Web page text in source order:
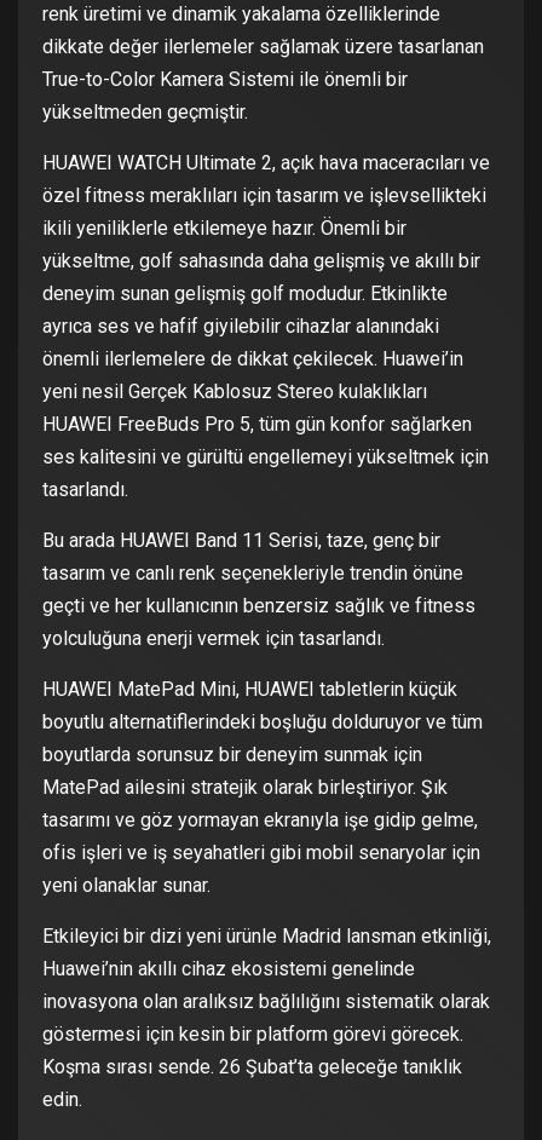
renk üretimi ve dinamik yakalama özelliklerinde
dikkate değer ilerlemeler sağlamak üzere tasarlanan
True-to-Color Kamera Sistemi ile önemli bir
yükseltmeden geçmiştir.
HUAWEI WATCH Ultimate 2, açık hava maceracıları ve
özel fitness meraklıları için tasarım ve işlevsellikteki
ikili yeniliklerle etkilemeye hazır. Önemli bir
yükseltme, golf sahasında daha gelişmiş ve akıllı bir
deneyim sunan gelişmiş golf modudur. Etkinlikte
ayrıca ses ve hafif giyilebilir cihazlar alanındaki
önemli ilerlemelere de dikkat çekilecek. Huawei’in
yeni nesil Gerçek Kablosuz Stereo kulaklıkları
HUAWEI FreeBuds Pro 5, tüm gün konfor sağlarken
ses kalitesini ve gürültü engellemeyi yükseltmek için
tasarlandı.
Bu arada HUAWEI Band 11 Serisi, taze, genç bir
tasarım ve canlı renk seçenekleriyle trendin önüne
geçti ve her kullanıcının benzersiz sağlık ve fitness
yolculuğuna enerji vermek için tasarlandı.
HUAWEI MatePad Mini, HUAWEI tabletlerin küçük
boyutlu alternatiflerindeki boşluğu dolduruyor ve tüm
boyutlarda sorunsuz bir deneyim sunmak için
MatePad ailesini stratejik olarak birleştiriyor. Şık
tasarımı ve göz yormayan ekranıyla işe gidip gelme,
ofis işleri ve iş seyahatleri gibi mobil senaryolar için
yeni olanaklar sunar.
Etkileyici bir dizi yeni ürünle Madrid lansman etkinliği,
Huawei’nin akıllı cihaz ekosistemi genelinde
inovasyona olan aralıksız bağlılığını sistematik olarak
göstermesi için kesin bir platform görevi görecek.
Koşma sırası sende. 26 Şubat’ta geleceğe tanıklık
edin.